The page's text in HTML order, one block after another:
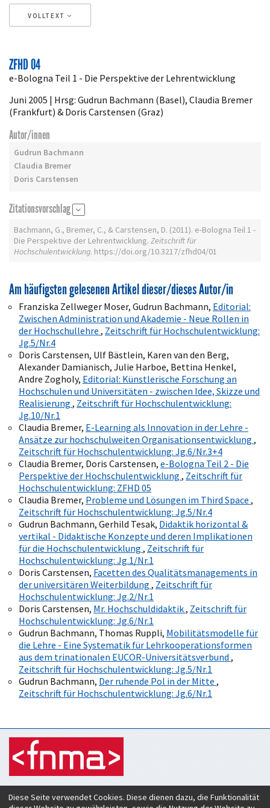
VOLLTEXT
ZFHD 04
e-Bologna Teil 1 - Die Perspektive der Lehrentwicklung
Juni 2005 | Hrsg: Gudrun Bachmann (Basel), Claudia Bremer
(Frankfurt) & Doris Carstensen (Graz)
Autor/innen
Gudrun Bachmann
Claudia Bremer
Doris Carstensen
Zitationsvorschlag
Bachmann, G., Bremer, C., & Carstensen, D. (2011). e-Bologna Teil 1 -
Die Perspektive der Lehrentwicklung. Zeitschrift für
Hochschulentwicklung. https://doi.org/10.3217/zfhd04/01
Am häufigsten gelesenen Artikel dieser/dieses Autor/in
Franziska Zellweger Moser, Gudrun Bachmann, Editorial:
Zwischen Administration und Akademie - Neue Rollen in
der Hochschullehre , Zeitschrift für Hochschulentwicklung:
Jg.5/Nr.4
Doris Carstensen, Ulf Bästlein, Karen van den Berg,
Alexander Damianisch, Julie Harboe, Bettina Henkel,
Andre Zogholy, Editorial: Künstlerische Forschung an
Hochschulen und Universitäten - zwischen Idee, Skizze und
Realisierung , Zeitschrift für Hochschulentwicklung:
Jg.10/Nr.1
Claudia Bremer, E-Learning als Innovation in der Lehre -
Ansätze zur hochschulweiten Organisationsentwicklung ,
Zeitschrift für Hochschulentwicklung: Jg.6/Nr.3+4
Claudia Bremer, Doris Carstensen, e-Bologna Teil 2 - Die
Perspektive der Hochschulentwicklung , Zeitschrift für
Hochschulentwicklung: ZFHD 05
Claudia Bremer, Probleme und Lösungen im Third Space ,
Zeitschrift für Hochschulentwicklung: Jg.5/Nr.4
Gudrun Bachmann, Gerhild Tesak, Didaktik horizontal &
vertikal - Didaktische Konzepte und deren Implikationen
für die Hochschulentwicklung , Zeitschrift für
Hochschulentwicklung: Jg.1/Nr.1
Doris Carstensen, Facetten des Qualitätsmanagements in
der universitären Weiterbildung , Zeitschrift für
Hochschulentwicklung: Jg.2/Nr.1
Doris Carstensen, Mr. Hochschuldidaktik, Zeitschrift für
Hochschulentwicklung: Jg.6/Nr.1
Gudrun Bachmann, Thomas Ruppli, Mobilitätsmodelle für
die Lehre - Eine Systematik für Lehrkooperationsformen
aus dem trinationalen EUCOR-Universitätsverbund ,
Zeitschrift für Hochschulentwicklung: Jg.5/Nr.1
Gudrun Bachmann, Der ruhende Pol in der Mitte ,
Zeitschrift für Hochschulentwicklung: Jg.6/Nr.1
Zeitschrift für Hochschulentwicklung
c/o Verein Forum neue Medien in der Lehre Austria
Diese Seite verwendet Cookies. Diese dienen dazu, die Funktionalität